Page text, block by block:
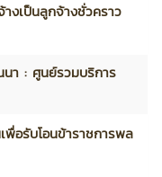
งเป็นลูกจ้างชั่วคราว
า : ศูนย์รวมบริการ
พื่อรับโอนข้าราชการพล